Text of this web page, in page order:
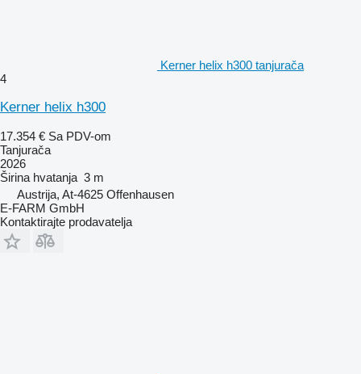
Kerner helix h300 tanjurača
4
Kerner helix h300
17.354 € Sa PDV-om
Tanjurača
2026
Širina hvatanja 3 m
Austrija, At-4625 Offenhausen
E-FARM GmbH
Kontaktirajte prodavatelja